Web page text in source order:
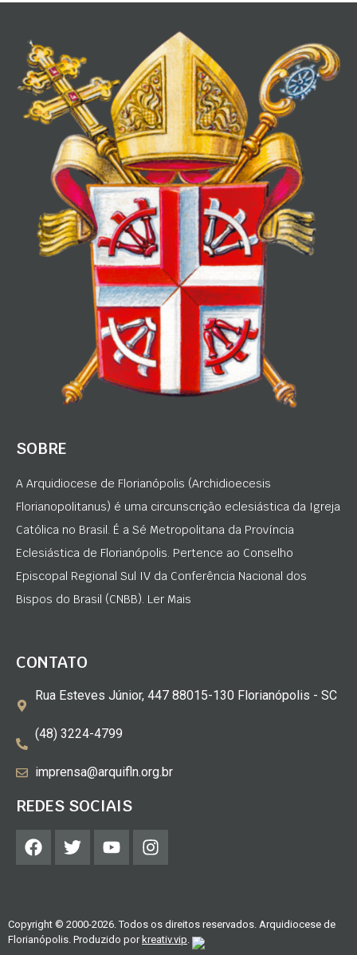
SOBRE
A Arquidiocese de Florianópolis (Archidioecesis
Florianopolitanus) é uma circunscrição eclesiástica da Igreja
Católica no Brasil. É a Sé Metropolitana da Província
Eclesiástica de Florianópolis. Pertence ao Conselho
Episcopal Regional Sul IV da Conferência Nacional dos
Bispos do Brasil (CNBB). Ler Mais
CONTATO
Rua Esteves Júnior, 447 88015-130 Florianópolis - SC
(48) 3224-4799
imprensa@arquifln.org.br
REDES SOCIAIS
Copyright © 2000-2026. Todos os direitos reservados. Arquidiocese de
Florianópolis. Produzido por kreativ.vip.